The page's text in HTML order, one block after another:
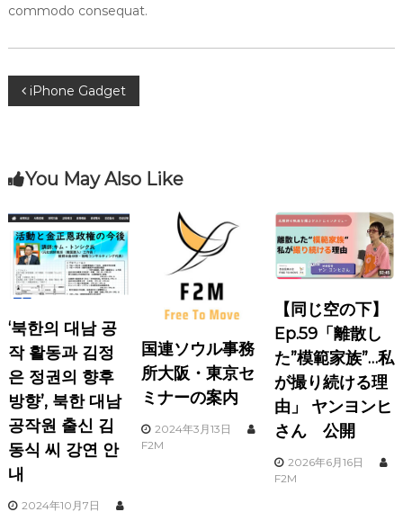
commodo consequat.
投
ナ
ビ
ゲ
ー
シ
ョ
ン
iPhone Gadget
You May Also Like
‘북한의 대남 공
작 활동과 김정
은 정권의 향후
방향’, 북한 대남
공작원 출신 김
동식 씨 강연 안
내
2024年10月7日
国連ソウル事務
所大阪・東京セ
ミナーの案内
2024年3月13日
F2M
【同じ空の下】
Ep.59「離散し
た”模範家族”…私
が撮り続ける理
由」 ヤンヨンヒ
さん 公開
2026年6月16日
F2M